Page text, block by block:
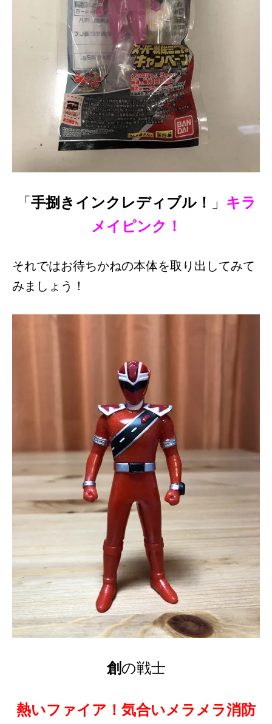
「手捌きインクレディブル！ 」 キラ
メイピンク！
それではお待ちかねの本体を取り出してみて
みましょう！
創の戦士
熱いファイア！気合いメラメラ消防